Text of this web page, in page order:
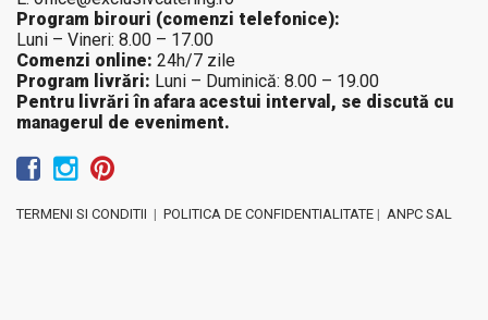
Program birouri (comenzi telefonice):
Luni – Vineri: 8.00 – 17.00
Comenzi online: 24h/7 zile
Program livrări: Luni – Duminică: 8.00 – 19.00
Pentru livrări în afara acestui interval, se discută cu
managerul de eveniment.
TERMENI SI CONDITII | POLITICA DE CONFIDENTIALITATE | ANPC SAL